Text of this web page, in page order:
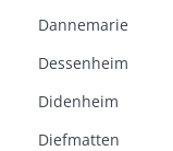
Dannemarie
Dessenheim
Didenheim
Diefmatten